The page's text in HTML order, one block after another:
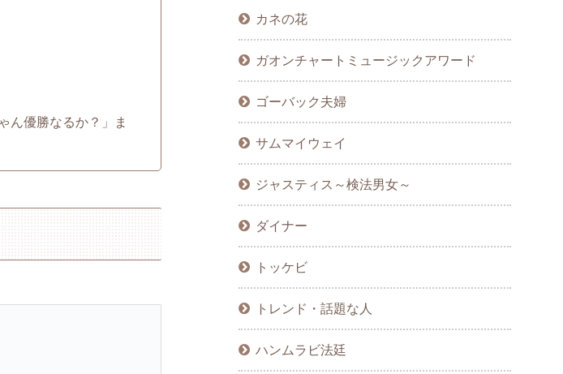
ん優勝なるか？」ま
カネの花
ガオンチャートミュージックアワード
ゴーバック夫婦
サムマイウェイ
ジャスティス～検法男女～
ダイナー
トッケビ
トレンド・話題な人
ハンムラビ法廷